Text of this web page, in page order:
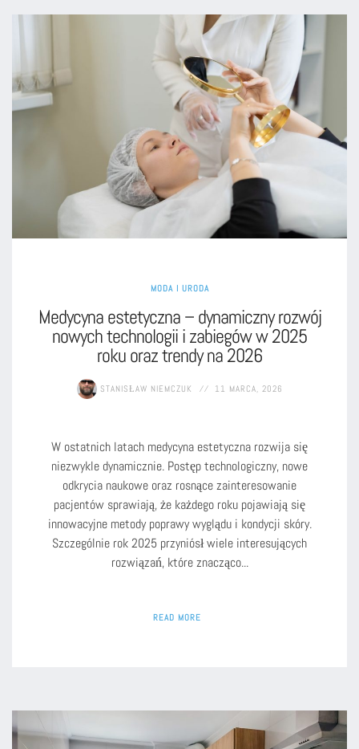
MODA I URODA
Medycyna estetyczna – dynamiczny rozwój
nowych technologii i zabiegów w 2025
roku oraz trendy na 2026
STANISŁAW NIEMCZUK 11 MARCA, 2026
W ostatnich latach medycyna estetyczna rozwija się
niezwykle dynamicznie. Postęp technologiczny, nowe
odkrycia naukowe oraz rosnące zainteresowanie
pacjentów sprawiają, że każdego roku pojawiają się
innowacyjne metody poprawy wyglądu i kondycji skóry.
Szczególnie rok 2025 przyniósł wiele interesujących
rozwiązań, które znacząco...
READ MORE